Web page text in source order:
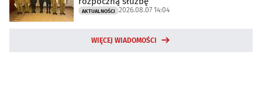
AKTUALNOŚCI 2026.08.07 14:04
WIĘCEJ WIADOMOŚCI